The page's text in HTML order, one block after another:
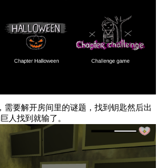
需要解开房间里的谜题，找到钥匙然后出
人找到就输了。